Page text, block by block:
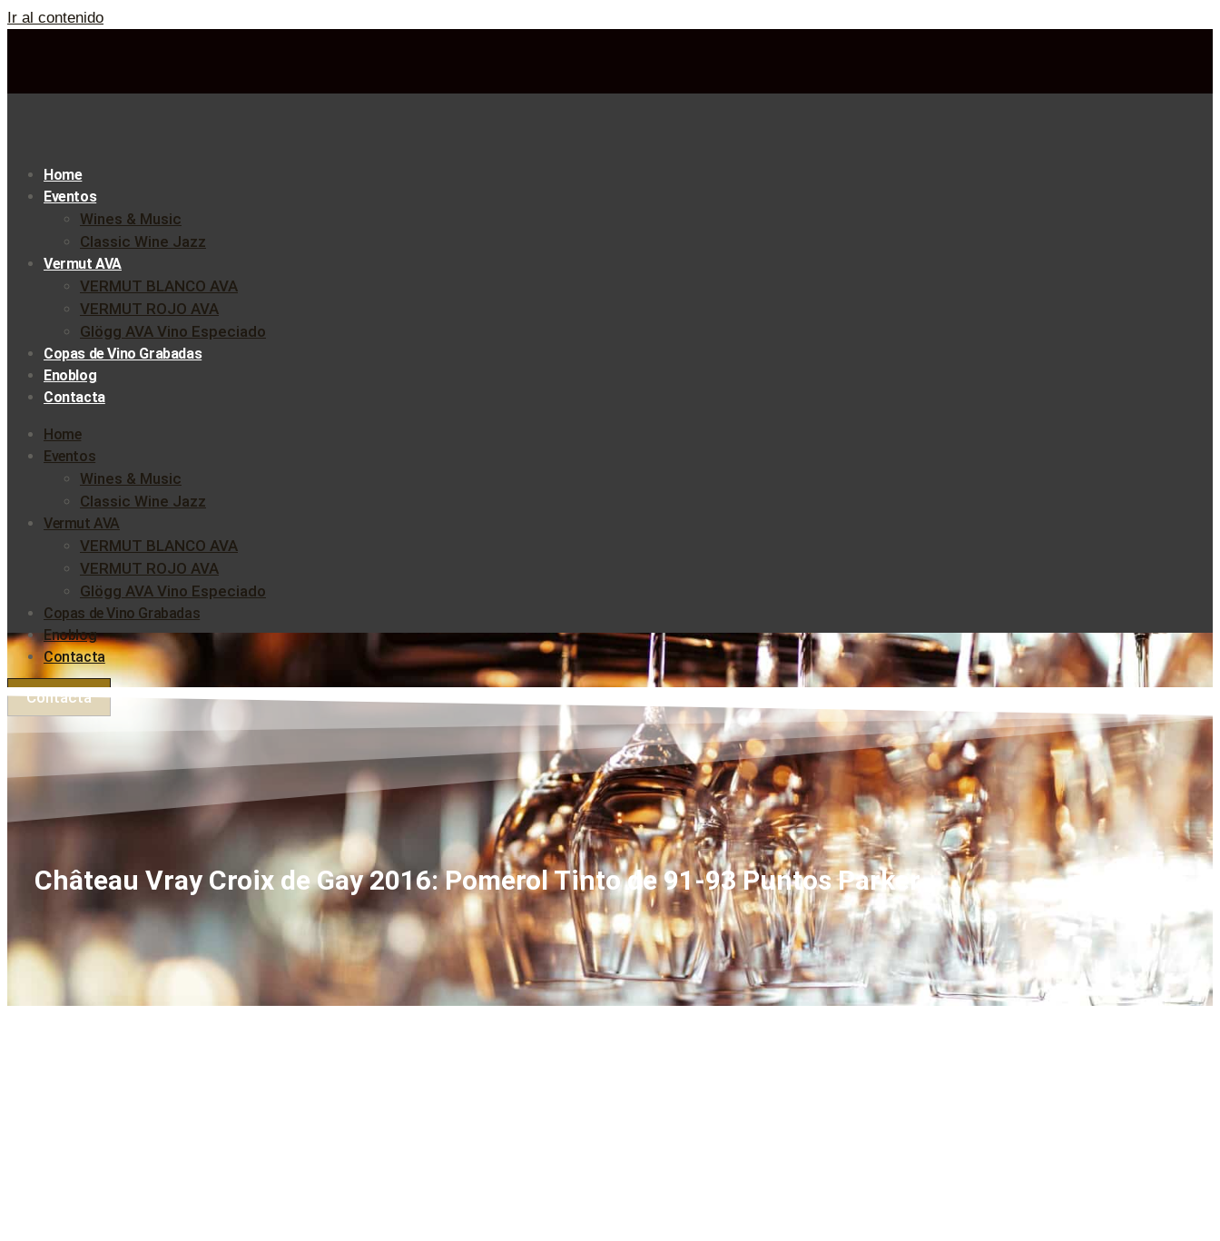
Ir al contenido
Home
Eventos
Wines & Music
Classic Wine Jazz
Vermut AVA
VERMUT BLANCO AVA
VERMUT ROJO AVA
Glögg AVA Vino Especiado
Copas de Vino Grabadas
Enoblog
Contacta
Home
Eventos
Wines & Music
Classic Wine Jazz
Vermut AVA
VERMUT BLANCO AVA
VERMUT ROJO AVA
Glögg AVA Vino Especiado
Copas de Vino Grabadas
Enoblog
Contacta
Contacta
Château Vray Croix de Gay 2016: Pomerol Tinto de 91-93 Puntos Parker